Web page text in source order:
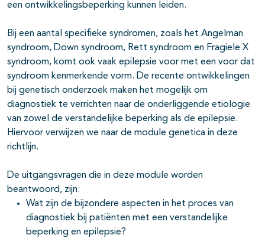
een ontwikkelingsbeperking kunnen leiden.
Bij een aantal specifieke syndromen, zoals het Angelman
syndroom, Down syndroom, Rett syndroom en Fragiele X
syndroom, komt ook vaak epilepsie voor met een voor dat
syndroom kenmerkende vorm. De recente ontwikkelingen
bij genetisch onderzoek maken het mogelijk om
diagnostiek te verrichten naar de onderliggende etiologie
van zowel de verstandelijke beperking als de epilepsie.
Hiervoor verwijzen we naar de module genetica in deze
richtlijn.
De uitgangsvragen die in deze module worden
beantwoord, zijn:
Wat zijn de bijzondere aspecten in het proces van
diagnostiek bij patiënten met een verstandelijke
beperking en epilepsie?